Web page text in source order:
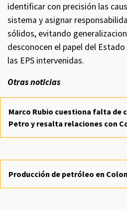
identificar con precisión las
sistema y asignar
sólidos, evitando
desconocen el papel del
las EPS intervenidas.
Otras noticias
Marco Rubio cuestiona falta de
Petro y resalta relaciones con
Producción de petróleo en